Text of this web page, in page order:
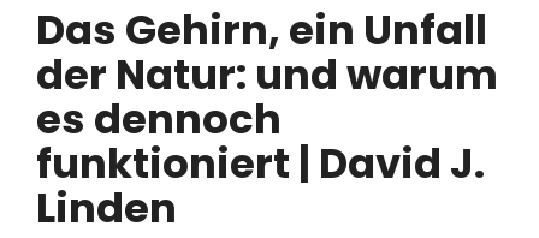
Das Gehirn, ein Unfall
der Natur: und warum
es dennoch
funktioniert | David J.
Linden